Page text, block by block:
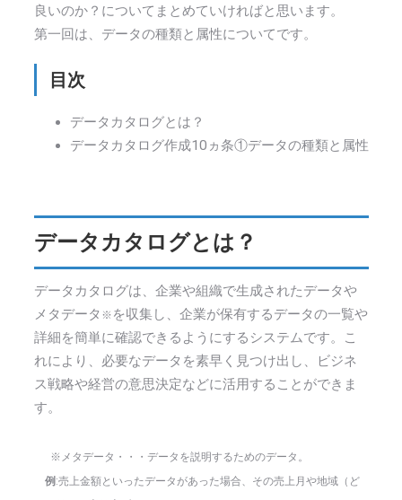
良いのか？についてまとめていければと思います。
第一回は、データの種類と属性についてです。
目次
データカタログとは？
データカタログ作成10ヵ条①データの種類と属性
データカタログとは？
データカタログは、企業や組織で生成されたデータや
メタデータ ※ を収集し、企業が保有するデータの一覧や
詳細を簡単に確認できるようにするシステムです。こ
れにより、必要なデータを素早く見つけ出し、ビジネ
ス戦略や経営の意思決定などに活用することができま
す。
※メタデータ・・・データを説明するためのデータ。
例 :売上金額といったデータがあった場合、その売上月や地域（ど